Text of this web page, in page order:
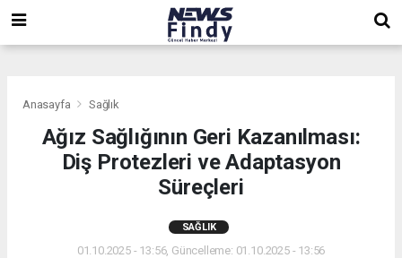
Anasayfa Sağlık
Ağız Sağlığının Geri Kazanılması:
Diş Protezleri ve Adaptasyon
Süreçleri
SAĞLIK
01.10.2025 - 13:56, Güncelleme: 01.10.2025 - 13:56